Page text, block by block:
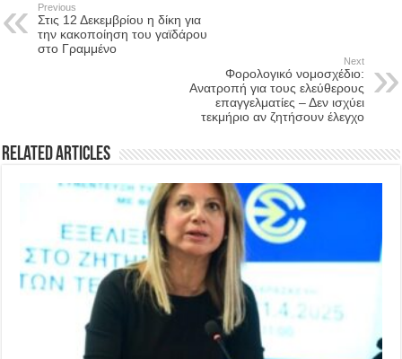
Previous
Στις 12 Δεκεμβρίου η δίκη για
την κακοποίηση του γαϊδάρου
στο Γραμμένο
Next
Φορολογικό νομοσχέδιο:
Ανατροπή για τους ελεύθερους
επαγγελματίες – Δεν ισχύει
τεκμήριο αν ζητήσουν έλεγχο
Related Articles